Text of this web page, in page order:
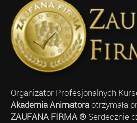
Organizator Profesjonalnych
Akademia Animatoraotrzymała
ZAUFANA FIRMA ®Serdecznie